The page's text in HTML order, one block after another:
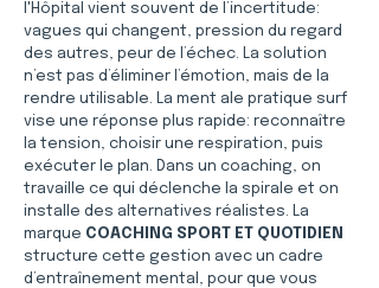
l'Hôpital vient souvent de l’incertitude:
vagues qui changent, pression du regard
des autres, peur de l’échec. La solution
n’est pas d’éliminer l’émotion, mais de la
rendre utilisable. La ment ale pratique surf
vise une réponse plus rapide: reconnaître
la tension, choisir une respiration, puis
exécuter le plan. Dans un coaching, on
travaille ce qui déclenche la spirale et on
installe des alternatives réalistes. La
marque COACHING SPORT ET QUOTIDIEN
structure cette gestion avec un cadre
d’entraînement mental, pour que vous